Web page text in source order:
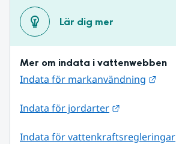
Lär dig mer
Mer om indata i vattenwebben
Indata för markanvändning
Indata för jordarter
Indata för vattenkraftsregleringar